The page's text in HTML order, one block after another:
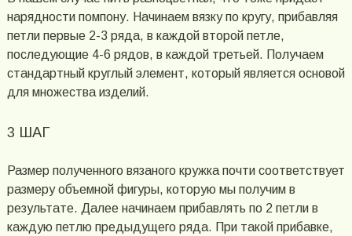
нарядности помпону. Начинаем вязку по кругу, прибавляя
петли первые 2-3 ряда, в каждой второй петле,
последующие 4-6 рядов, в каждой третьей. Получаем
стандартный круглый элемент, который является основой
для множества изделий.
3 ШАГ
Размер полученного вязаного кружка почти соответствует
размеру объемной фигуры, которую мы получим в
результате. Далее начинаем прибавлять по 2 петли в
каждую петлю предыдущего ряда. При такой прибавке,